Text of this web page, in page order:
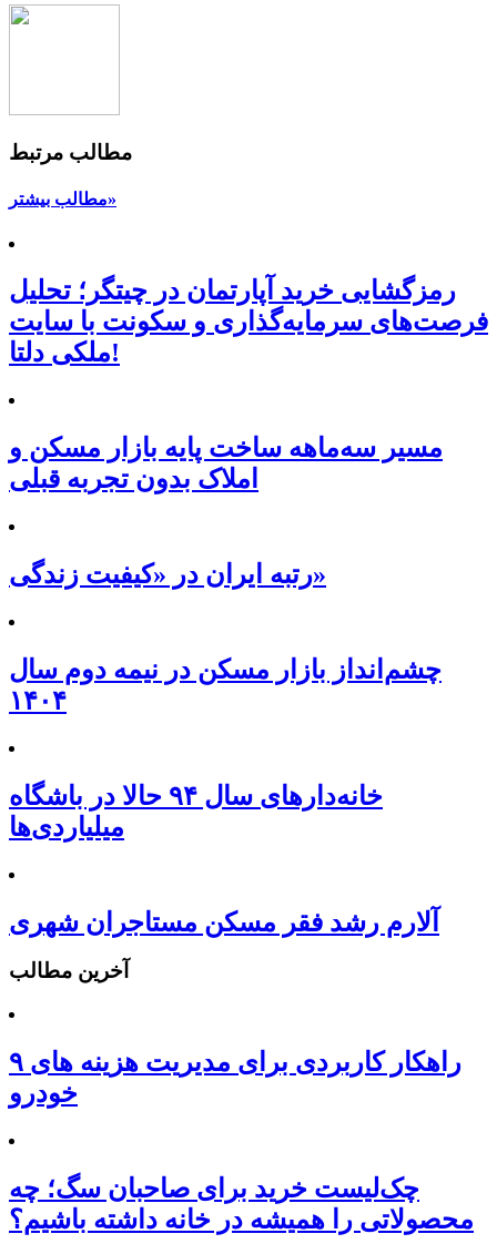
مطالب مرتبط
مطالب بیشتر»
رمزگشایی خرید آپارتمان در چیتگر؛ تحلیل
فرصت‌های سرمایه‌گذاری و سکونت با سایت
ملکی دلتا!
مسیر سه‌ماهه ساخت پایه بازار مسکن و
املاک بدون تجربه قبلی
رتبه ایران در «کیفیت زندگی»
چشم‌انداز بازار مسکن در نیمه دوم سال
۱۴۰۴
خانه‌دارهای سال ۹۴ حالا در باشگاه
میلیاردی‌ها
آلارم رشد فقر مسکن مستاجران شهری
آخرین مطالب
۹ راهکار کاربردی برای مدیریت هزینه های
خودرو
چک‌لیست خرید برای صاحبان سگ؛ چه
محصولاتی را همیشه در خانه داشته باشیم؟